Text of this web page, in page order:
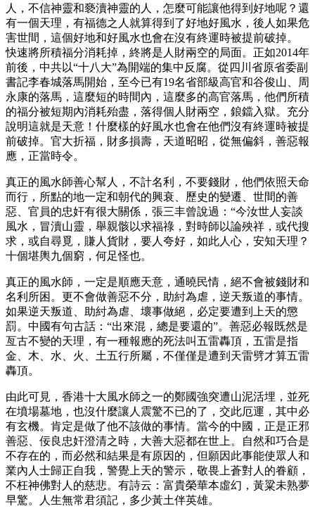
人，不信神靈和褻瀆神靈的人，怎麼可能讓他得到好地呢？還
有一個天理，有福德之人就算得到了好地好風水，後人如果危
害世間，這個好地和好風水也會在沒有終運時被提前破掉。
快速將所積福分消耗掉，終將是人財兩空的局面。正如2014年
前後，中共以“十八大”為開端的集中反腐。從四川省原省委副
書記李春城落馬開始，至今已有19名省部級高官和谷俊山、周
永康的落馬，這麼短的時間內，這麼多的高官落馬，他們所積
的福分被短期內消耗殆盡，落得個人財兩空，鋃鐺入獄。充分
說明這就是天意！什麼樣的好風水也會在他們沒有終運時被提
前破掉。官大折福，財多損壽，天道昭昭，從無偏斜，善惡報
應，正當時令。
真正的風水師善心幫人，不計名利，不要錢財，他們依照天命
而行，所點的地一定和朝代的興衰、歷史的變遷、世間的善
惡、官員的忠奸有很大關係，張三丰曾說過：“今汝世人妄談
風水，冒瀆山靈，舉親骸以求福祿，對時師以論殃祥，或代搜
求，或自尋覓，賺人貨財，要人夸好，如此人心，安知天理？
十個堪輿九個窮，何足怪也。
真正的風水師，一定是順應天意，通曉民情，絕不會被錢財和
名利所困。更不會做善惡不分，助紂為虐，逆天叛道的事情。
如果逆天叛道、助紂為虐、壞事做絕，必定要遭到上天的懲
罰。中國有句古話：“出來混，總是要還的”。善惡必報既然是
亙古不變的天理，有一種報應的死法叫五雷轟頂，五雷是指
金、木、水、火、土五行所屬，不僅僅是遭到天雷劈才算五雷
轟頂。
由此可見，香港十大風水師之一的鄭國強突遭山泥活埋，並死
在墳場墓地，也沒什麼讓人震驚不已的了，交此厄運，其中必
有玄機。肯定是做了他不該做的事情。當今的中國，正是正邪
善惡、佞良忠奸澄清之時，大善大惡都在世上。自然和巧合是
不存在的，而必然和結果是有原因的，但願因此事能使眾人和
業內人士歸正自我，警覺上天的警示，敬畏上蒼對人的眷顧，
不枉神佛對人的慈悲。有詩云：富貴榮華本虛幻，黃粱未熟夢
早驚。人生無常君須記，多少黃土伴英雄。